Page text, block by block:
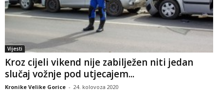
Vijesti
Kroz cijeli vikend nije zabilježen niti jedan
slučaj vožnje pod utjecajem...
Kronike Velike Gorice - 24. kolovoza 2020